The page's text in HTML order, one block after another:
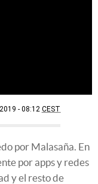
- 08:12 CEST
por Malasaña. En
por apps y redes
y el resto de